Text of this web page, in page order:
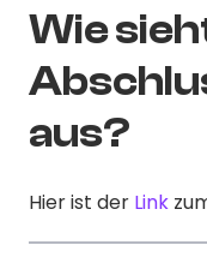
Wie
aus?
Hier ist der Link